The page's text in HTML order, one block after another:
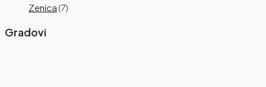
Zenica (7)
Gradovi